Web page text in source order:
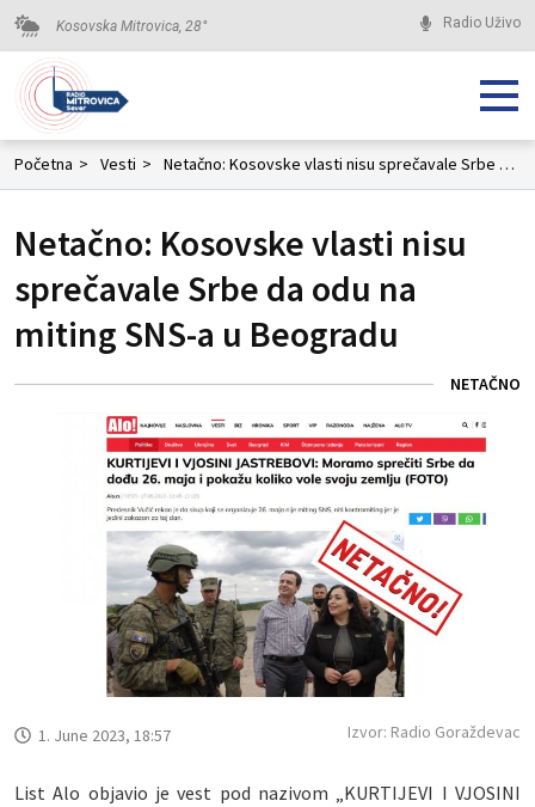
Kosovska Mitrovica, 28° Radio Uživo
Početna > Vesti > Netačno: Kosovske vlasti nisu sprečavale Srbe da odu na miting SNS-a u Beogradu
Netačno: Kosovske vlasti nisu
sprečavale Srbe da odu na
miting SNS-a u Beogradu
NETAČNO
1. June 2023, 18:57 Izvor: Radio Goraždevac
List Alo objavio je vest pod nazivom „KURTIJEVI I VJOSINI